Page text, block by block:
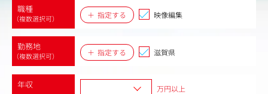
職種
（複数選択可） 指定する 映像編集
勤務地
（複数選択可） 指定する 滋賀県
年収 万円以上